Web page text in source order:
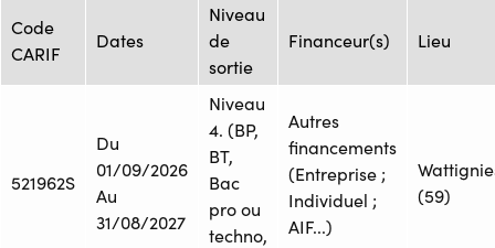
Code
CARIF
Dates
Niveau
de
sortie
Financeur(s) Lieu
521962S
Du
01/09/2026
Au
31/08/2027
Niveau
4. (BP,
BT,
Bac
pro ou
techno,
Autres
financements
(Entreprise ;
Individuel ;
AIF...)
(59)